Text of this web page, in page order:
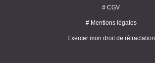
# CGV
# Mentions légales
Exercer mon droit de rétractation